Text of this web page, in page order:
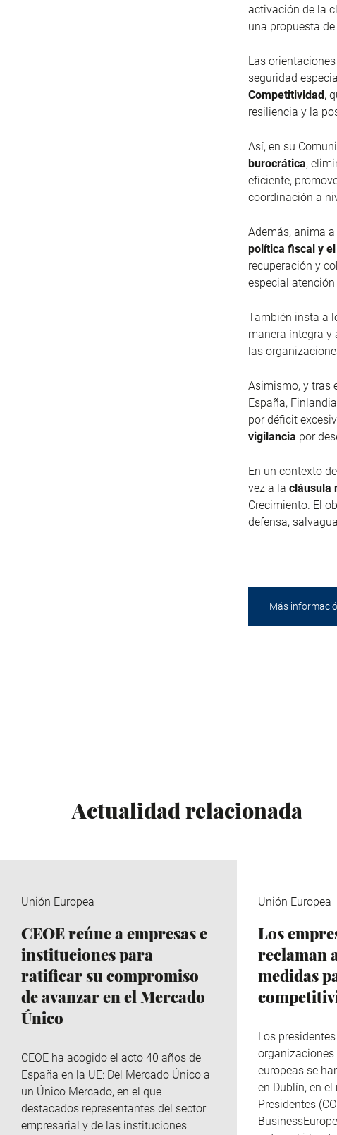
activación de la
una propuesta
Las
seguridad
Competitividad,
resiliencia y la
Así, en su
burocrática,
eficiente,
coordinación a
Además, anima
política fiscal y
recuperación y
especial
También insta a
manera íntegra y
las
Asimismo, y tras
España,
por déficit
vigilancia por
En un contexto
vez a la cláusula
Crecimiento. El
defensa,
Más
Actualidad relacionada
Unión Europea
CEOE reúne a empresas e
instituciones para
ratificar su compromiso
de avanzar en el Mercado
Único
CEOE ha acogido el acto 40 años de
España en la UE: Del Mercado Único a
un Único Mercado, en el que
destacados representantes del sector
empresarial y de las instituciones
Unión Europea
Los
reclaman
medidas
Los
europeas se
en Dublín, en
Presidentes